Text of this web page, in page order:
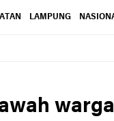
LAMPUNG